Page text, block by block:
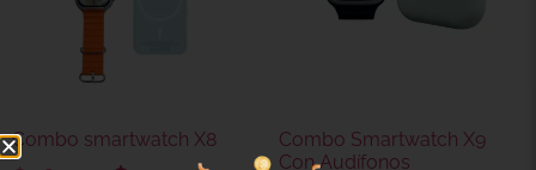
Combo smartwatch X8
Combo Smartwatch X9
Con Audífonos